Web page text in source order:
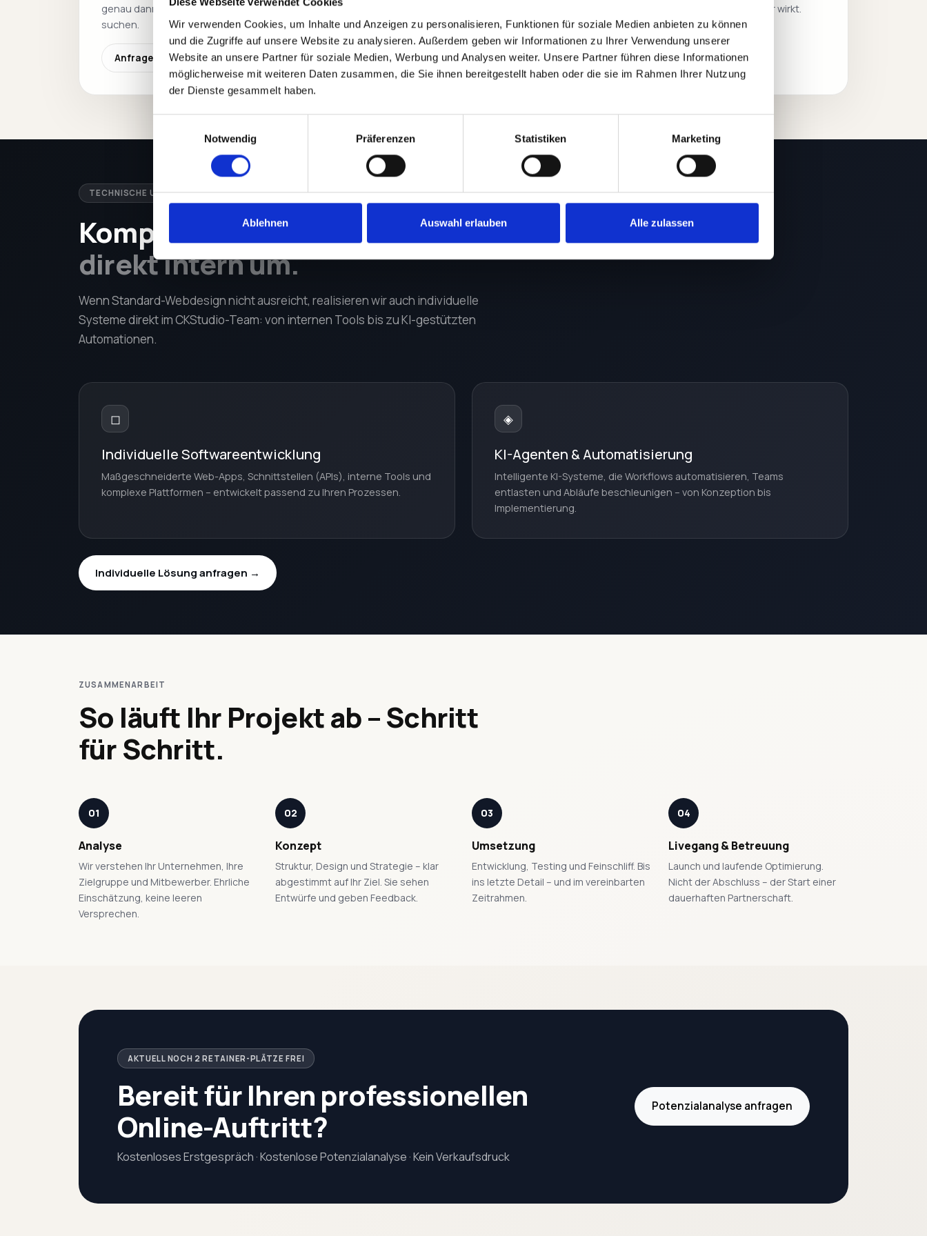
Wir verwenden Cookies, um Inhalte und Anzeigen zu personalisieren, Funktionen für soziale Medien anbieten zu können
und die Zugriffe auf unsere Website zu analysieren. Außerdem geben wir Informationen zu Ihrer Verwendung unserer
Website an unsere Partner für soziale Medien, Werbung und Analysen weiter. Unsere Partner führen diese Informationen
möglicherweise mit weiteren Daten zusammen, die Sie ihnen bereitgestellt haben oder die sie im Rahmen Ihrer Nutzung
der Dienste gesammelt haben.
Notwendig
Präferenzen Statistiken Marketing
Ablehnen Auswahl erlauben Alle zulassen
genau dann gefunden werden, wenn sie
suchen.
Anfragen
Umsatzwachstum.
Anfragen
Unternehmen unverwechselbar wirkt.
Anfragen
TECHNISCHE UMSETZUNG · INTERN
Komplexe Anforderungen?Setzen wir
direkt intern um.
Wenn Standard-Webdesign nicht ausreicht, realisieren wir auch individuelle
Systeme direkt im CKStudio-Team: von internen Tools bis zu KI-gestützten
Automationen.
◻
Individuelle Softwareentwicklung
Maßgeschneiderte Web-Apps, Schnittstellen (APIs), interne Tools und
komplexe Plattformen – entwickelt passend zu Ihren Prozessen.
◈
KI-Agenten & Automatisierung
Intelligente KI-Systeme, die Workflows automatisieren, Teams
entlasten und Abläufe beschleunigen – von Konzeption bis
Implementierung.
Individuelle Lösung anfragen →
ZUSAMMENARBEIT
So läuft Ihr Projekt ab – Schritt
für Schritt.
01
Analyse
Wir verstehen Ihr Unternehmen, Ihre
Zielgruppe und Mitbewerber. Ehrliche
Einschätzung, keine leeren
Versprechen.
02
Konzept
Struktur, Design und Strategie – klar
abgestimmt auf Ihr Ziel. Sie sehen
Entwürfe und geben Feedback.
03
Umsetzung
Entwicklung, Testing und Feinschliff. Bis
ins letzte Detail – und im vereinbarten
Zeitrahmen.
04
Livegang & Betreuung
Launch und laufende Optimierung.
Nicht der Abschluss – der Start einer
dauerhaften Partnerschaft.
AKTUELL NOCH 2 RETAINER-PLÄTZE FREI
Bereit für Ihren professionellen
Online-Auftritt?
Kostenloses Erstgespräch · Kostenlose Potenzialanalyse · Kein Verkaufsdruck
Potenzialanalyse anfragen